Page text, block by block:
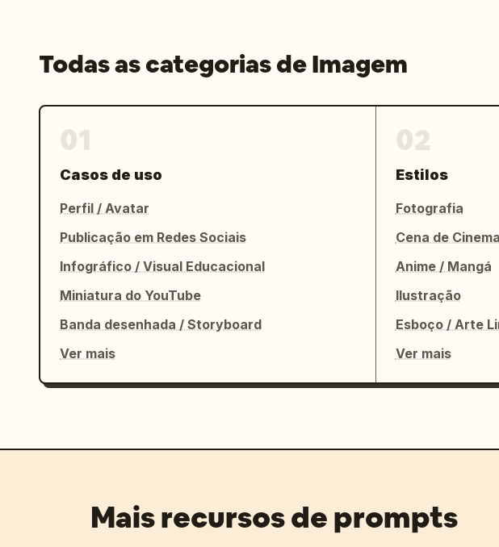
Todas as categorias de Imagem
Casos de uso
Perfil / Avatar
Publicação em Redes Sociais
Infográfico / Visual Educacional
Miniatura do YouTube
Banda desenhada / Storyboard
Ver mais
Estilos
Fotografia
Cena de
Anime / Mangá
Ilustração
Esboço / Arte
Ver mais
Mais recursos de prompts